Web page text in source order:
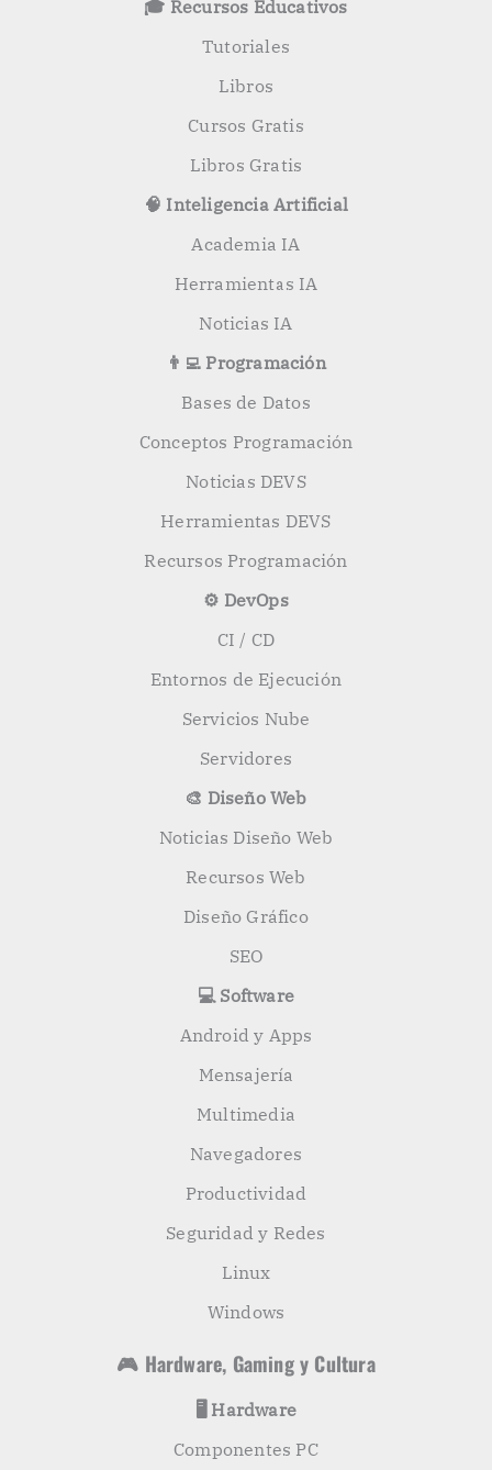
🎓 Recursos Educativos
Tutoriales
Libros
Cursos Gratis
Libros Gratis
🧠 Inteligencia Artificial
Academia IA
Herramientas IA
Noticias IA
👨‍💻 Programación
Bases de Datos
Conceptos Programación
Noticias DEVS
Herramientas DEVS
Recursos Programación
⚙️ DevOps
CI / CD
Entornos de Ejecución
Servicios Nube
Servidores
🎨 Diseño Web
Noticias Diseño Web
Recursos Web
Diseño Gráfico
SEO
💻 Software
Android y Apps
Mensajería
Multimedia
Navegadores
Productividad
Seguridad y Redes
Linux
Windows
🎮 Hardware, Gaming y Cultura
🖥️ Hardware
Componentes PC